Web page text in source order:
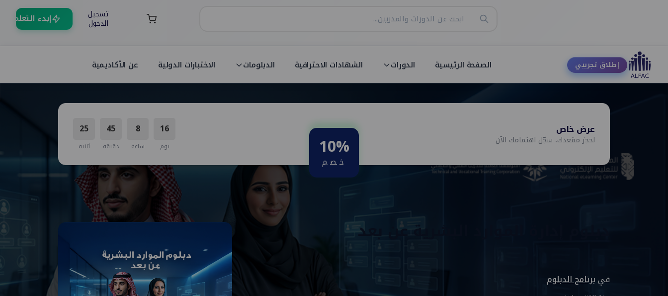
تسجيل
الدخول إبدء التعلم
إطلاق تجريبي الصفحة الرئيسية الدورات الشهادات الاحترافية الدبلومات الاختبارات الدولية عن الأكاديمية
عرض خاص
لحجز مقعدك، سجّل اهتمامك الآن
16
يوم
8
ساعة
45
دقيقة
23
ثانية 10%
خصم
دبلوم إدارة الموارد البشرية عن بعد
فيبرنامج الدبلوم